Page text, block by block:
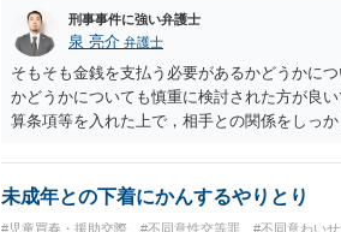
刑事事件に強い弁護士
泉 亮介 弁護士
そもそも金銭を支払う必要があるかどうかに
かどうかについても慎重に検討された方が良
算条項等を入れた上で，相手との関係をしっ
未成年との下着にかんするやりとり
#児童買春・援助交際 #不同意性交等罪 #不同意わいせ